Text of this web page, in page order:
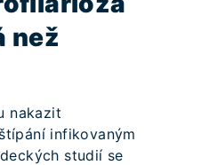
než
nakazit
infikovaným
studií se